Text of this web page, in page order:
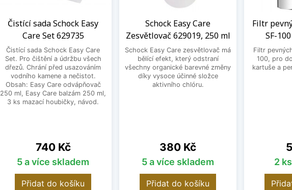
Čistící sada Schock Easy
Care Set 629735
Čistící sada Schock Easy Care
Set. Pro čištění a údržbu všech
dřezů. Chrání před usazováním
vodního kamene a nečistot.
Obsah: Easy Care odvápňovač
250 ml, Easy Care balzám 250 ml,
3 ks mazací houbičky, návod.
Cena
740 Kč
5 a více skladem
Přidat do košíku
Schock Easy Care
Zesvětlovač 629019, 250 ml
Schock Easy Care zesvětlovač má
bělící efekt, který odstraní
všechny organické barevné změny
díky vysoce účinné složce
aktivního chlóru.
Cena
380 Kč
5 a více skladem
Přidat do košíku
Filtr
SF-
Filtr
100, pro
kartuše a
2